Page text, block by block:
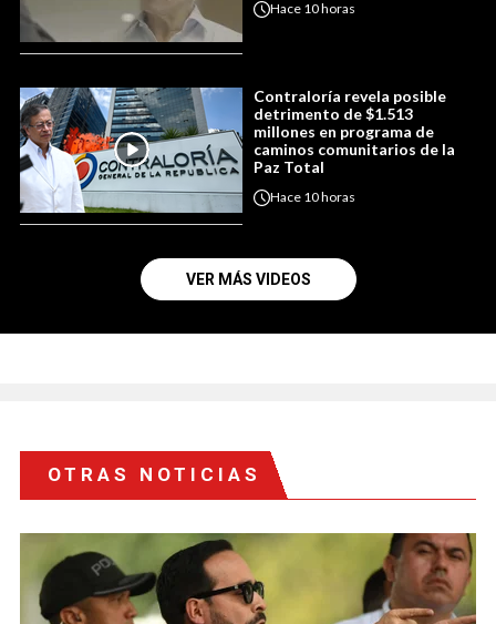
Hace 10 horas
Contraloría revela posible
detrimento de $1.513
millones en programa de
caminos comunitarios de la
Paz Total
Hace 10 horas
VER MÁS VIDEOS
OTRAS NOTICIAS